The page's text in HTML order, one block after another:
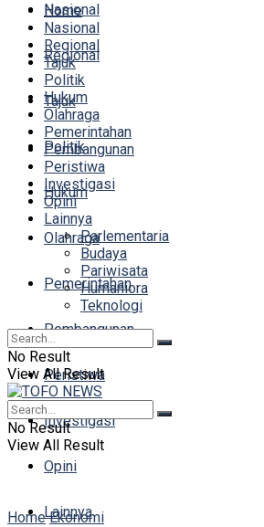
Nasional
Regional
Tajuk
Politik
Hukum
Olahraga
Pemerintahan
Pembangunan
Peristiwa
Investigasi
Opini
Lainnya
Home
Nasional
Regional
Tajuk
Politik
Hukum
Olahraga
Pemerintahan
Pembangunan
Peristiwa
Investigasi
Opini
Lainnya
Parlementaria
Budaya
Pariwisata
Humaniora
Teknologi
No Result
View All Result
No Result
View All Result
Home Ekonomi